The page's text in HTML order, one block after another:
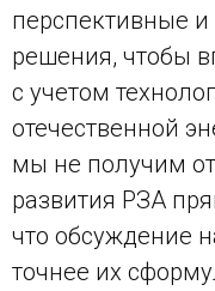
перспективные
решения, чтобы
с учетом
отечественной
мы не получим
развития РЗА
что обсуждение
точнее их